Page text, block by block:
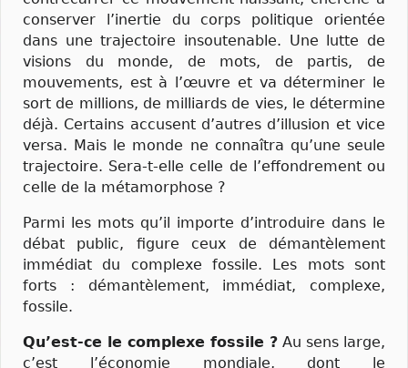
conserver l’inertie du corps politique orientée
dans une trajectoire insoutenable. Une lutte de
visions du monde, de mots, de partis, de
mouvements, est à l’œuvre et va déterminer le
sort de millions, de milliards de vies, le détermine
déjà. Certains accusent d’autres d’illusion et vice
versa. Mais le monde ne connaîtra qu’une seule
trajectoire. Sera-t-elle celle de l’effondrement ou
celle de la métamorphose ?
Parmi les mots qu’il importe d’introduire dans le
débat public, figure ceux de démantèlement
immédiat du complexe fossile. Les mots sont
forts : démantèlement, immédiat, complexe,
fossile.
Qu’est-ce le complexe fossile ? Au sens large,
c’est l’économie mondiale, dont le